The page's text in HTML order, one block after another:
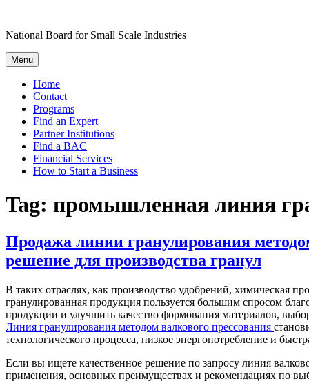
content
National Board for Small Scale Industries
Menu
Home
Contact
Programs
Find an Expert
Partner Institutions
Find a BAC
Financial Services
How to Start a Business
Tag: промышленная линия
Продажа линии гранулирования
решение для производства гранул
В таких отраслях, как производство удобрений, химическая
гранулированная продукция пользуется большим спросом
продукции и улучшить качество формования материалов,
Линия гранулирования методом валкового прессования
технологического процесса, низкое энергопотребление и
Если вы ищете качественное решение по запросу линия
применения, основных преимуществах и рекомендациях по